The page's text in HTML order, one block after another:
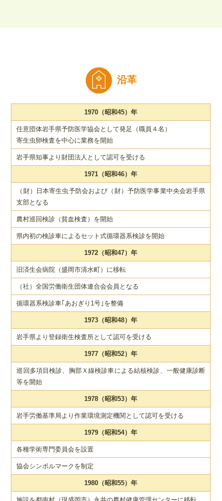
沿革
1970（昭和45）年
任意団体岩手県予防医学協会として発足（職員４名）
寄生虫卵検査を中心に業務を開始
岩手県知事より財団法人として認可を受ける
1971（昭和46）年
（財）日本寄生虫予防会および（財）予防医学事業中央会岩手県
支部となる
農村巡回検診（貧血検査）を開始
県内初の検診車によるセット式循環器系検診を開始
1972（昭和47）年
旧済生会病院（盛岡市清水町）に移転
（社）全国労働衛生団体連合会会員となる
循環器系検診車｢あおぎり1号｣を整備
1973（昭和48）年
岩手県より登録衛生検査所として認可を受ける
1977（昭和52）年
巡回多項目検診、胸部Ｘ線検診車による結核検診、一般健康診断
等を開始
1978（昭和53）年
岩手労働基準局より作業環境測定機関として認可を受ける
1979（昭和54）年
各種学術専門委員会を設置
協会シンボルマークを制定
1980（昭和55）年